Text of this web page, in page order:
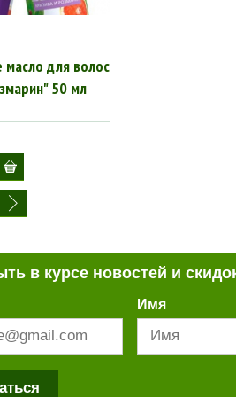
для волос
50 мл
в курсе новостей и
Имя